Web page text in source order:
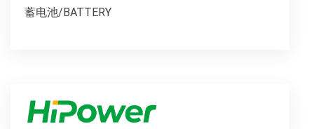
蓄电池/BATTERY